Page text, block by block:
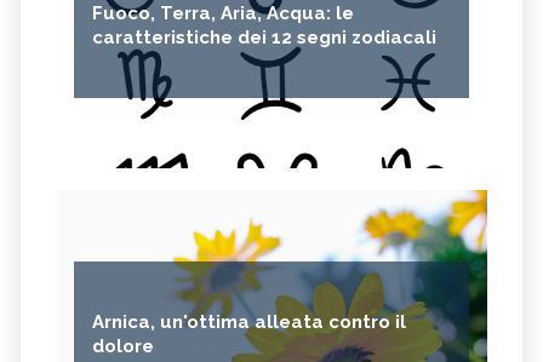
Fuoco, Terra, Aria, Acqua: le
caratteristiche dei 12 segni zodiacali
Arnica, un'ottima alleata contro il
dolore